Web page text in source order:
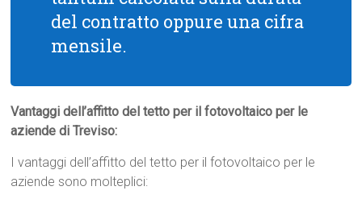
del contratto oppure una cifra
mensile.
Vantaggi dell’affitto del tetto per il fotovoltaico per le
aziende di Treviso:
I vantaggi dell’affitto del tetto per il fotovoltaico per le
aziende sono molteplici: